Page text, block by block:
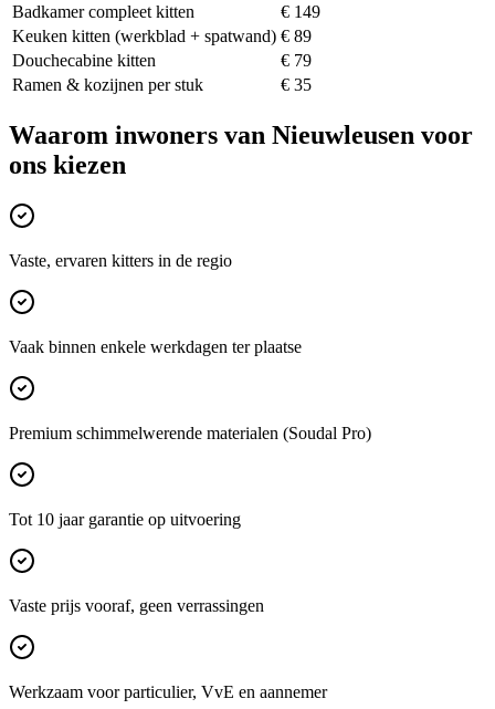
Badkamer compleet kitten
€ 149
Keuken kitten (werkblad + spatwand) € 89
Douchecabine kitten
€ 79
Ramen & kozijnen per stuk
€ 35
Waarom inwoners van Nieuwleusen voor
ons kiezen
Vaste, ervaren kitters in de regio
Vaak binnen enkele werkdagen ter plaatse
Premium schimmelwerende materialen (Soudal Pro)
Tot 10 jaar garantie op uitvoering
Vaste prijs vooraf, geen verrassingen
Werkzaam voor particulier, VvE en aannemer